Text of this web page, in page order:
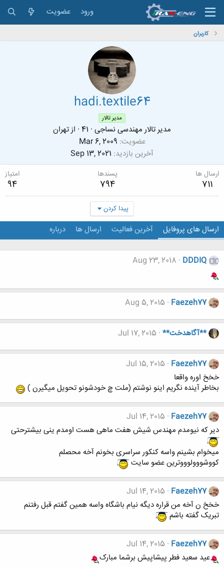
ورود عضویت
کاربران
hadi.textile64
مدیر تالار
مدیر تالار مهندسی نساجی ·
· ازتهران
عضویت Mar 6, 2009
آخرین بازدید Sep 13, 2021
ارسال ها
711
پسندها
794
امتیاز
94
پیدا کردن
ارسال های پروفایل آخرین فعالیت ارسال ها درباره
DDDIQ
Aug 23, 2018
Faezeh77
Aug 5, 2015
**آگاهدخت** Jul 17, 2015
Faezeh77
Jul 15, 2015
خخخ اوره واقعا
بخاطر آینده نگریم اینو نوشتم (ملت چ خودشونو تحویل میگیرن )
Faezeh77
Jul 14, 2015
دیر که نیومدم مهندس شیش هفت ماهی هست اومدم ینی بیشترحتی
میخوام بشینم واسه کنکور سراسری بخونم آخه محصلم
کووشووولوووترین عضو سایت
Faezeh77
Jul 14, 2015
خخخ ن آخه من قراره دیگه نیام باشگاه واسه همین گفتم قبل رفتنم
تبریک گفته باشم
Faezeh77
Jul 14, 2015
عید سعید فطر پیشاپیش برشما مبارک